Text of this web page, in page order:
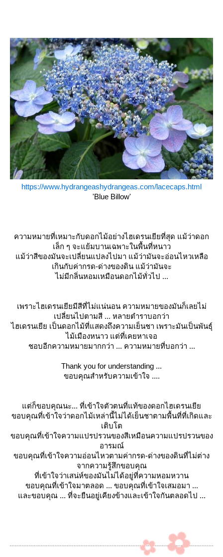
https://www.hydrangeashydrangeas.com/lacecaps.html
'Blue Billow'
ความหมายที่เหมาะกับดอกไม้อย่างไฮเดรนเยียที่สุด แม้ว่าดอก
เล็ก ๆ จะแย้มบานเฉพาะในพื้นที่หนาว
ม้ว่าสีของมันจะเปลี่ยนแปลงไปมา แม้ว่ามันจะอ่อนไหวเหลือ
เกินกับค่ากรด-ด่างของดิน แม้ว่ามันจะ
ไม่มีกลิ่นหอมเหมือนดอกไม้ทั่วไป ...
เพราะไฮเดรนเยียมีสีที่ไม่แน่นอน ความหมายของมันก็เลยไม่
เปลี่ยนไปตามสี ... หลายตำราบอกว่า
ไฮเดรนเยีย เป็นดอกไม้ที่แสดงถึงความเย็นชา เพราะมันเป็นพันธุ์
ไม้เมืองหนาว แต่ที่เคยหาเจอ
ชอบอีกความหมายมากกว่า ... ความหมายที่บอกว่า ...
Thank you for understanding ...
ขอบคุณสำหรับความเข้าใจ ....
ต่ก็ขอบคุณนะ... ที่เข้าใจตัวตนที่แท้ของดอกไฮเดรนเยี
ขอบคุณที่เข้าใจว่าดอกไม้เหล่านี้ไม่ได้เย็นชาตามพื้นที่ที่เกิดและ
เติบโต
ขอบคุณที่เข้าใจความแปรปรวนของสีเหมือนความแปรปรวนของ
อารมณ์
ขอบคุณที่เข้าใจความอ่อนไหวตามค่ากรด-ด่างของดินที่ไม่ต่าง
จากความรู้สึกขอบคุณ
ที่เข้าใจว่าเสน่ห์ของมันไม่ได้อยู่ที่ความหอมหวาน
ขอบคุณที่เข้าใจมาตลอด ... ขอบคุณที่เข้าใจเสมอมา ...
ละขอบคุณ ... ที่จะยืนอยู่เคียงข้างและเข้าใจกันตลอดไป ...